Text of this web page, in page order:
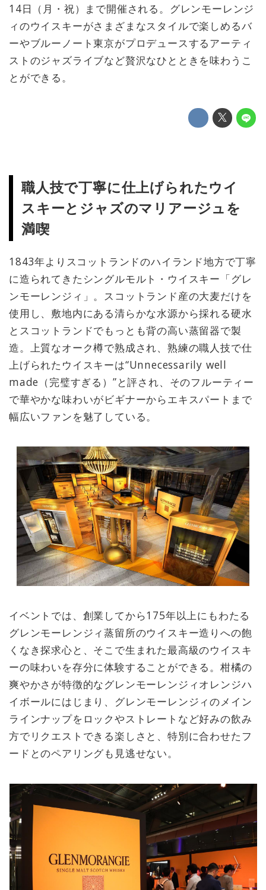
14日（月・祝）まで開催される。グレンモーレンジ
ィのウイスキーがさまざまなスタイルで楽しめるバ
ーやブルーノート東京がプロデュースするアーティ
ストのジャズライブなど贅沢なひとときを味わうこ
とができる。
職人技で丁寧に仕上げられたウイ
スキーとジャズのマリアージュを
満喫
1843年よりスコットランドのハイランド地方で丁寧
に造られてきたシングルモルト・ウイスキー「グレ
ンモーレンジィ」。スコットランド産の大麦だけを
使用し、敷地内にある清らかな水源から採れる硬水
とスコットランドでもっとも背の高い蒸留器で製
造。上質なオーク樽で熟成され、熟練の職人技で仕
上げられたウイスキーは“Unnecessarily well
made（完璧すぎる）”と評され、そのフルーティー
で華やかな味わいがビギナーからエキスパートまで
幅広いファンを魅了している。
イベントでは、創業してから175年以上にもわたる
グレンモーレンジィ蒸留所のウイスキー造りへの飽
くなき探求心と、そこで生まれた最高級のウイスキ
ーの味わいを存分に体験することができる。柑橘の
爽やかさが特徴的なグレンモーレンジィオレンジハ
イボールにはじまり、グレンモーレンジィのメイン
ラインナップをロックやストレートなど好みの飲み
方でリクエストできる楽しさと、特別に合わせたフ
ードとのペアリングも見逃せない。